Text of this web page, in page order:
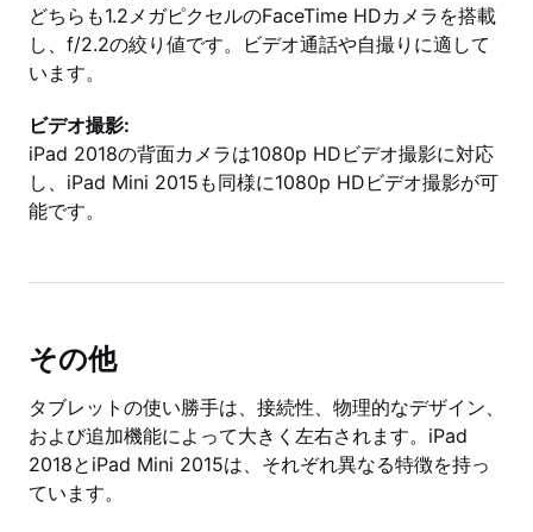
どちらも1.2メガピクセルのFaceTime HDカメラを搭載
し、f/2.2の絞り値です。ビデオ通話や自撮りに適して
います。
ビデオ撮影:
iPad 2018の背面カメラは1080p HDビデオ撮影に対応
し、iPad Mini 2015も同様に1080p HDビデオ撮影が可
能です。
その他
タブレットの使い勝手は、接続性、物理的なデザイン、
および追加機能によって大きく左右されます。iPad
2018とiPad Mini 2015は、それぞれ異なる特徴を持っ
ています。